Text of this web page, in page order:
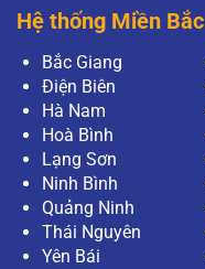
Hệ thống Miền Bắc
Bắc Giang
Điện Biên
Hà Nam
Hoà Bình
Lạng Sơn
Ninh Bình
Quảng Ninh
Thái Nguyên
Yên Bái